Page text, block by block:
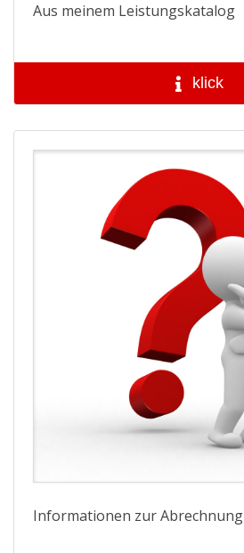
Aus meinem Leistungskatalog
klick
Informationen zur Abrechnung